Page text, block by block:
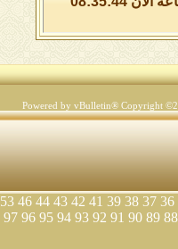
Powered by vBulletin® Copyright
36
37
38
39
41
42
43
44
46
53
88
89
90
91
92
93
94
95
96
97